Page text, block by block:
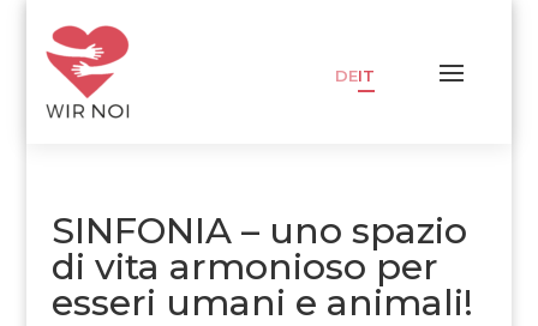
DEIT
SINFONIA – uno spazio
di vita armonioso per
esseri umani e animali!